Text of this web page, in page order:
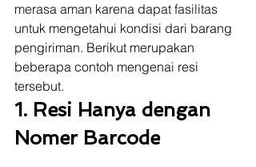
merasa aman karena dapat fasilitas
untuk mengetahui kondisi dari barang
pengiriman. Berikut merupakan
beberapa contoh mengenai resi
tersebut.
1. Resi Hanya dengan
Nomer Barcode